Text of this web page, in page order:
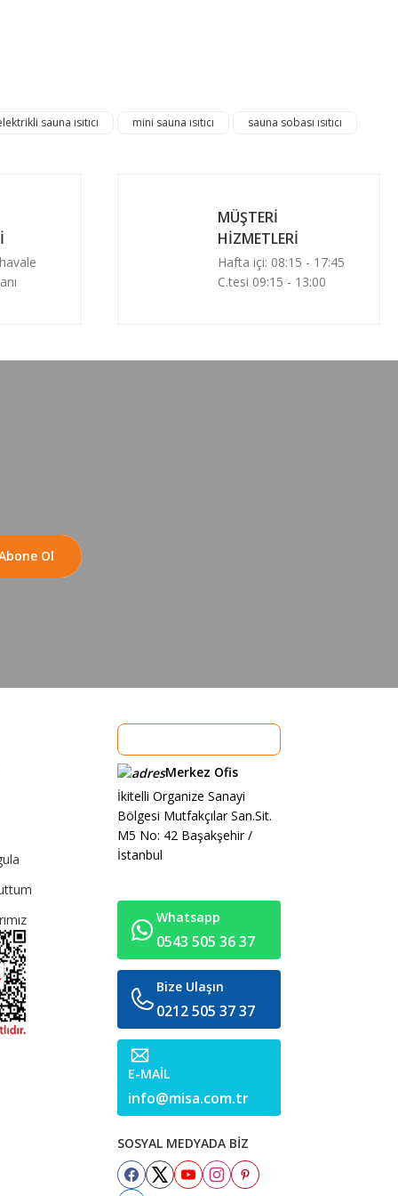
0.0 Puan - 0 Yorum
sauna ısıtıcı mini sauna ısıtıcı sauna sobası ısıtıcı
MÜŞTERİ
HİZMETLERİ
Hafta içi: 08:15 - 17:45
C.tesi 09:15 - 13:00
Ol
Merkez Ofis
İkitelli Organize Sanayi
Bölgesi Mutfakçılar San.Sit.
M5 No: 42 Başakşehir /
İstanbul
Whatsapp
0543 505 36 37
Bize Ulaşın
0212 505 37 37
E-MAİL
info@misa.com.tr
SOSYAL MEDYADA BİZ